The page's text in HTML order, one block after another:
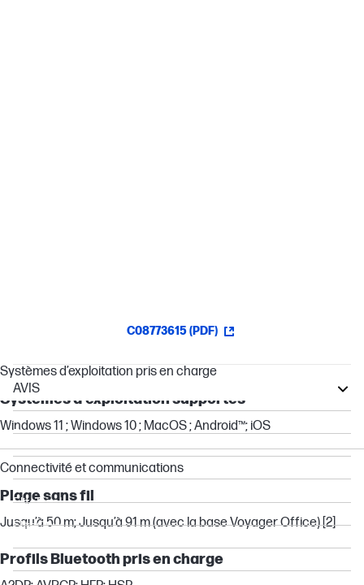
C08773615 (PDF)
Systèmes d’exploitation pris en charge
Systèmes d'exploitation supportés
Windows 11 ; Windows 10 ; MacOS ; Android™; iOS
Connectivité et communications
Plage sans fil
Jusqu’à 50 m; Jusqu’à 91 m (avec la base Voyager Office) [2]
Profils Bluetooth pris en charge
AVIS
ZBook
Elite
Z
Pro
EliteBook
EliteOne
Audio Accessories
Victus by HP